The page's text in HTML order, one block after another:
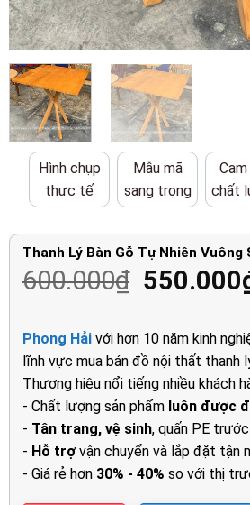
Hình chụp
thực tế
Mẫu mã
sang trọng
chất
Thanh Lý Bàn Gỗ Tự Nhiên Vuông
600.000₫ Giá
là:
550.000
Phong Hảivới hơn 10 năm kinh
lĩnh vực mua bán đồ nội thất thanh
Thương hiệu nổi tiếng nhiều khách
- Chất lượng sản phẩm luôn được
- Tân trang, vệ sinh, quấn PE
- Hỗ trợvận chuyển và lắp đặt tận
- Giá rẻ hơn 30% - 40% so với thị